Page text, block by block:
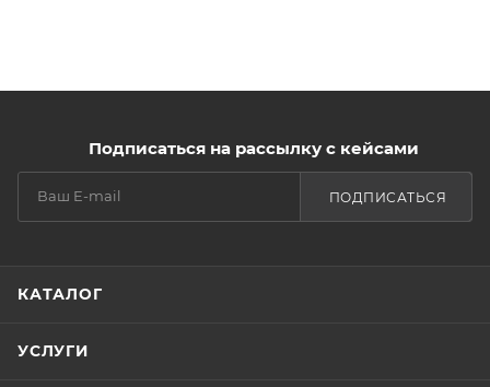
Подписаться на рассылку с кейсами
ПОДПИСАТЬСЯ
КАТАЛОГ
УСЛУГИ